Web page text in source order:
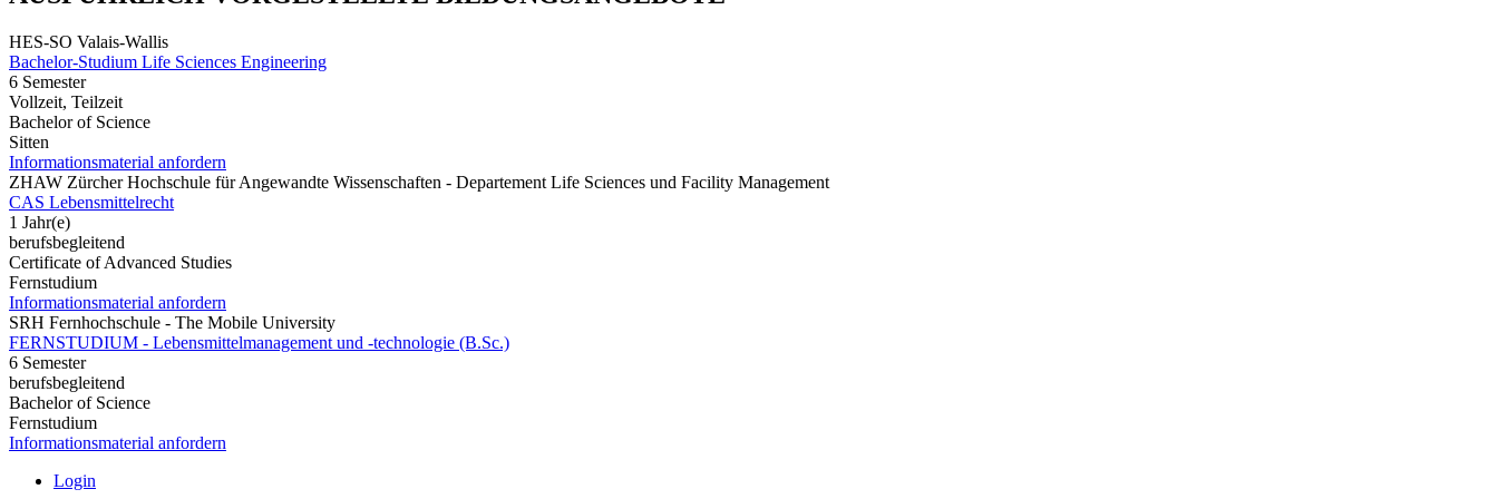
HES-SO Valais-Wallis
Bachelor-Studium Life Sciences Engineering
6 Semester
Vollzeit, Teilzeit
Bachelor of Science
Sitten
Informationsmaterial anfordern
ZHAW Zürcher Hochschule für Angewandte Wissenschaften - Departement Life Sciences und Facility Management
CAS Lebensmittelrecht
1 Jahr(e)
berufsbegleitend
Certificate of Advanced Studies
Fernstudium
Informationsmaterial anfordern
SRH Fernhochschule - The Mobile University
FERNSTUDIUM - Lebensmittelmanagement und -technologie (B.Sc.)
6 Semester
berufsbegleitend
Bachelor of Science
Fernstudium
Informationsmaterial anfordern
Login